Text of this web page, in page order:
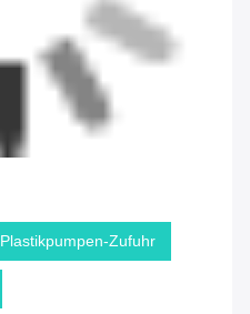
Plastikpumpen-Zufuhr